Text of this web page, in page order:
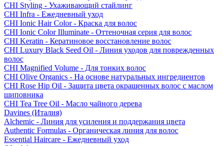
CHI Styling - Ухаживающий стайлинг
CHI Infra - Ежедневный уход
CHI Ionic Hair Color - Краска для волос
CHI Ionic Color Illuminate - Оттеночная серия для волос
CHI Keratin - Кератиновое восстановление волос
CHI Luxury Black Seed Oil - Линия уходов для поврежденных
волос
CHI Magnified Volume - Для тонких волос
CHI Olive Organics - На основе натуральных ингредиентов
CHI Rose Hip Oil - Защита цвета окрашенных волос с маслом
шиповника
CHI Tea Tree Oil - Масло чайного дерева
Davines (Италия)
Alchemic - Линия для усиления и поддержания цвета
Authentic Formulas - Органическая линия для волос
Essential Haircare - Eжедневный уход